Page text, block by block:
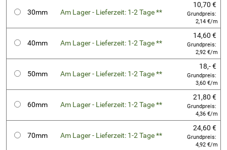
30mm Am Lager - Lieferzeit: 1-2 Tage **
10,70 €
Grundpreis:
2,14 €/m
40mm Am Lager - Lieferzeit: 1-2 Tage **
14,60 €
Grundpreis:
2,92 €/m
50mm Am Lager - Lieferzeit: 1-2 Tage **
18,- €
Grundpreis:
3,60 €/m
60mm Am Lager - Lieferzeit: 1-2 Tage **
21,80 €
Grundpreis:
4,36 €/m
70mm Am Lager - Lieferzeit: 1-2 Tage **
24,60 €
Grundpreis:
4,92 €/m